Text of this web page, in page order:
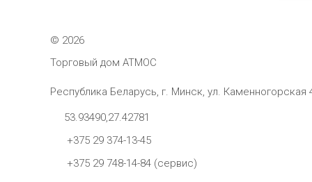
© 2026
Торговый дом АТМОС
Республика Беларусь, г. Минск, ул. Каменногорская
53.93490,27.42781
+375 29 374-13-45
+375 29 748-14-84 (сервис)